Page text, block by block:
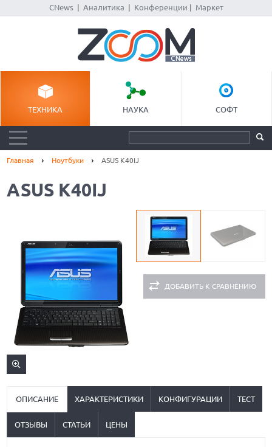
CNews| Аналитика Конференции Маркет
ТЕХНИКА НАУКА СОФТ
Главная Ноутбуки ASUS K40IJ
ASUS K40IJ
ДОБАВИТЬ К СРАВНЕНИЮ
ОПИСАНИЕ ХАРАКТЕРИСТИКИ КОНФИГУРАЦИИ ТЕСТ
ОТЗЫВЫ СТАТЬИ ЦЕНЫ